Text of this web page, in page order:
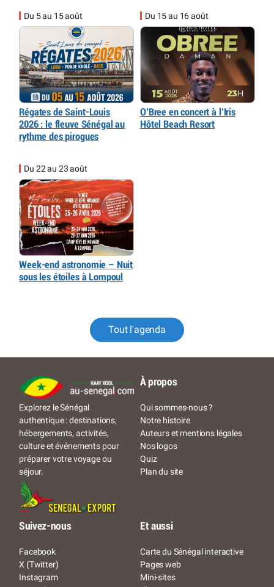
Du 5 au 15 août
Régates de Saint-Louis
2026 : le fleuve Sénégal au
rythme des pirogues
Du 15 au 16 août
O’Bree en concert à l’Iris
Hôtel Beach Resort
Du 22 au 23 août
Week-end astronomie – Nuit
sous les étoiles à Lompoul
Tout l'agenda
Explorez le Sénégal
authentique : destinations,
hébergements, activités,
culture et événements pour
préparer votre voyage ou
séjour.
À propos
Qui sommes-nous ?
Notre histoire
Auteurs et mentions légales
Nos logos
Quiz
Plan du site
Suivez-nous
Facebook
X (Twitter)
Instagram
Et aussi
Carte du Sénégal interactive
Pages web
Mini-sites